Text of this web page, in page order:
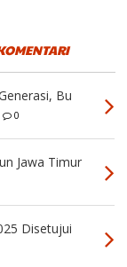
Bu
0
Jawa Timur
Disetujui